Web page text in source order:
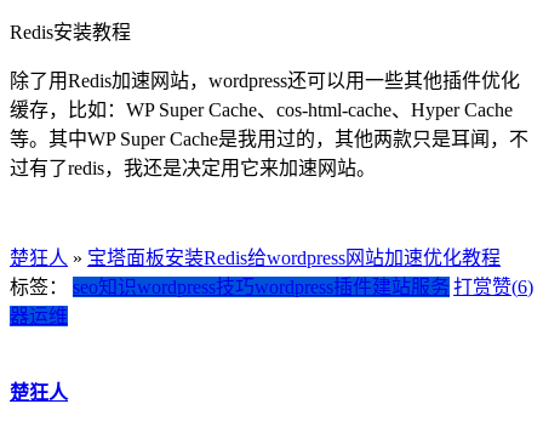
Redis安装教程
除了用Redis加速网站，wordpress还可以用一些其他插件优化
缓存，比如：WP Super Cache、cos-html-cache、Hyper Cache
等。其中WP Super Cache是我用过的，其他两款只是耳闻，不
过有了redis，我还是决定用它来加速网站。
楚狂人 » 宝塔面板安装Redis给wordpress网站加速优化教程
打赏赞(6)
标签： seo知识wordpress技巧wordpress插件建站服务
器运维
楚狂人